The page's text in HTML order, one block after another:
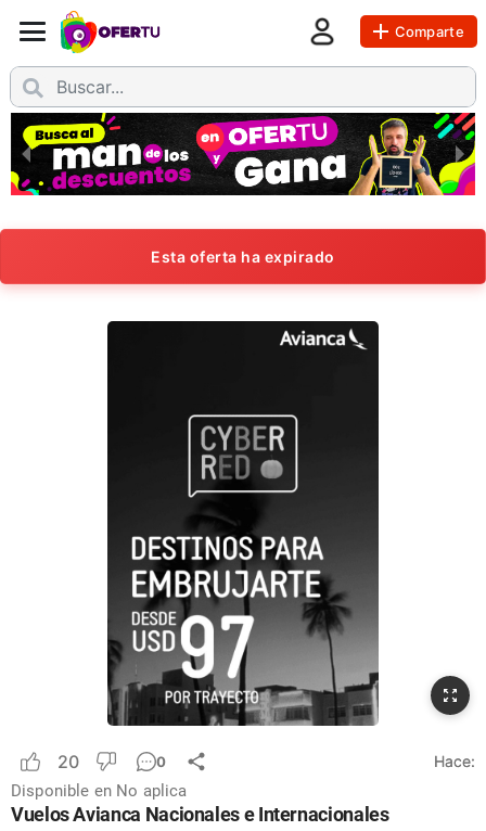
Comparte
Esta oferta ha expirado
20 0 Hace:
Disponible en No aplica
Vuelos Avianca Nacionales e Internacionales